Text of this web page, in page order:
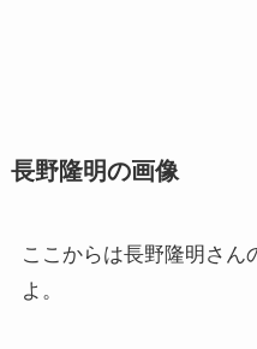
長野隆明の画像
ここからは長野隆明さん
よ。